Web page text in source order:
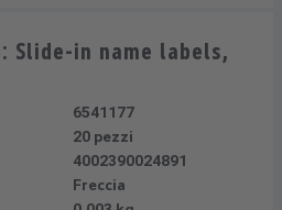
Slide-in name labels,
6541177
20 pezzi
4002390024891
Freccia